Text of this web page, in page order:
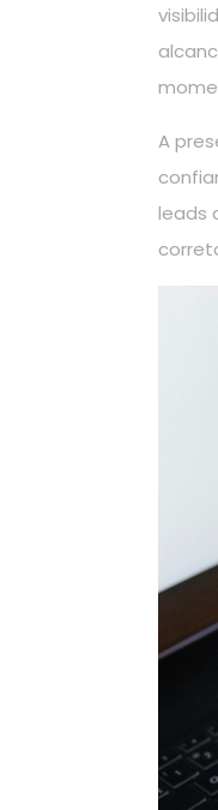
A
leads